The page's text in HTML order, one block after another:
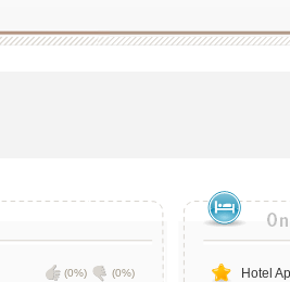
(0%) (0%) Hotel